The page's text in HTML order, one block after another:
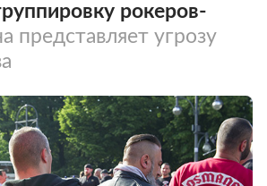
рокеров-
представляет угрозу